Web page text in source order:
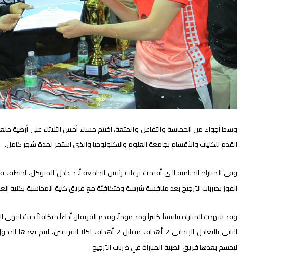
وسط أجواء من الحماسة والتفاعل والمتعة، اختتم مساء أمس الثلاثاء على أرضية
القدم للكليات والأقسام بجامعة العلوم والتكنولوجيا والذي استمر لمدة شهر كامل.
وفي المباراة الختامية التي أقيمت برعاية رئيس الجامعة أ. د عادل المتوكل،
الفوز بضربات الترجيح بعد منافسة شرسة ومتكافئة مع فريق كلية المحاسبة بكلية
وقد شهدت المباراة تنافساً كبيراً ومحموماً، وقدم الفريقان أداءاً متكافئاً حيث
الثاني بالتعادل الإيجابي 2 أهداف مقابل 2 أهداف لكلا
ليحسم بعدها فريق الطبية المباراة في ضربات الترجيح .